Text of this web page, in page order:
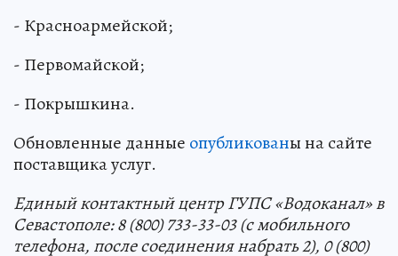
- Красноармейской;
- Первомайской;
- Покрышкина.
Обновленные данные опубликованы на сайте
поставщика услуг.
Единый контактный центр ГУПС «Водоканал» в
Севастополе: 8 (800) 733-33-03 (с мобильного
телефона, после соединения набрать 2), 0 (800)